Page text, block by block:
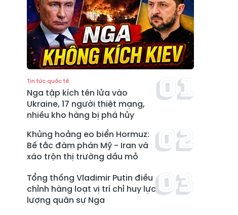
Tin tức quốc tế
Nga tập kích tên lửa vào
Ukraine, 17 người thiệt mạng,
nhiều kho hàng bị phá hủy
Khủng hoảng eo biển Hormuz:
Bế tắc đàm phán Mỹ - Iran và
xáo trộn thị trường dầu mỏ
Tổng thống Vladimir Putin điều
chỉnh hàng loạt vị trí chỉ huy lực
lượng quân sự Nga